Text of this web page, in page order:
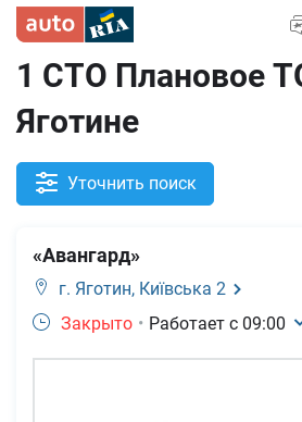
Вход в кабинет
Автомобили б/у
Новые авто
Новости
Все для авто
1 СТО Плановое
Яготине
Уточнить поиск
«Авангард»
г. Яготин, Київська 2
Закрыто • Работает с 09:00